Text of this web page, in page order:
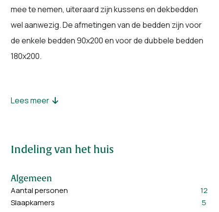
mee te nemen, uiteraard zijn kussens en dekbedden
wel aanwezig. De afmetingen van de bedden zijn voor
de enkele bedden 90x200 en voor de dubbele bedden
180x200.
De eettafel is geschikt voor 12 personen. De 5 royale
van 2m x 2,10m tot 1,80m x 2.00m. Op 2 slaapkamers is
er in totaal 12 personen kunnen verblijven. Daarnaast
heeft iedere slaapkamer een luxe afgewerkte
Lees meer
Indeling van het huis
Algemeen
Aantal personen
12
Slaapkamers
5